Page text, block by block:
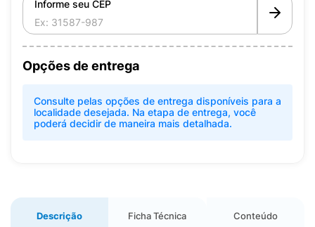
Informe seu CEP
Opções de entrega
Consulte pelas opções de entrega disponíveis para a
localidade desejada. Na etapa de entrega, você
poderá decidir de maneira mais detalhada.
Descrição Ficha Técnica Conteúdo